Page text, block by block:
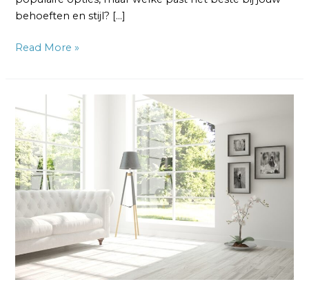
behoeften en stijl? […]
Read More »
Behang:
De
Ultieme
Gids
voor
een
Duurzame
Strakke
Muurafwerking